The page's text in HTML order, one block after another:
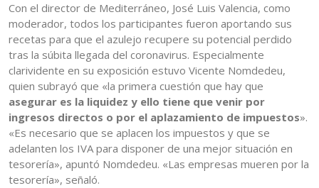
Con el director de Mediterráneo, José Luis Valencia, como
moderador, todos los participantes fueron aportando sus
recetas para que el azulejo recupere su potencial perdido
tras la súbita llegada del coronavirus. Especialmente
clarividente en su exposición estuvo Vicente Nomdedeu,
quien subrayó que «la primera cuestión que hay que
asegurar es la liquidez y ello tiene que venir por
ingresos directos o por el aplazamiento de impuestos».
«Es necesario que se aplacen los impuestos y que se
adelanten los IVA para disponer de una mejor situación en
tesorería», apuntó Nomdedeu. «Las empresas mueren por la
tesorería», señaló.